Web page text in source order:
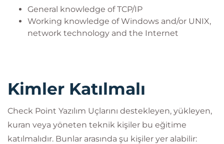
General knowledge of TCP/IP
Working knowledge of Windows and/or UNIX,
network technology and the Internet
Kimler Katılmalı
Check Point Yazılım Uçlarını destekleyen, yükleyen,
kuran veya yöneten teknik kişiler bu eğitime
katılmalıdır. Bunlar arasında şu kişiler yer alabilir: